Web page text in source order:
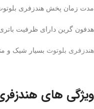
مدت زمان پخش هندزفری بلوتوث تا 5 ساعت می باشد که با یک بار شارژ شدن صورت می گیرد و زمان آماده به کار باورنکردنی تا 180
هدفون گرین دارای ظرفیت باتری 30 میلی آمپر ساعتی است و کیف حمل و نقل دارای باتری 230 میلی آمپر ساعتی است و این اطمینان را به شما می دهد که همیشه شارژ
هندزفری بلوتوث بسیار شیک و
ویژگی های